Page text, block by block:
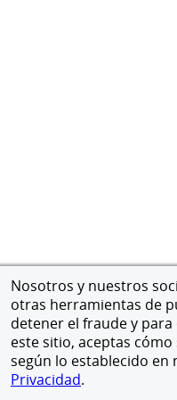
Nosotros y nuestros
otras herramientas de
detener el fraude y
este sitio, aceptas
según lo establecido en
Privacidad.